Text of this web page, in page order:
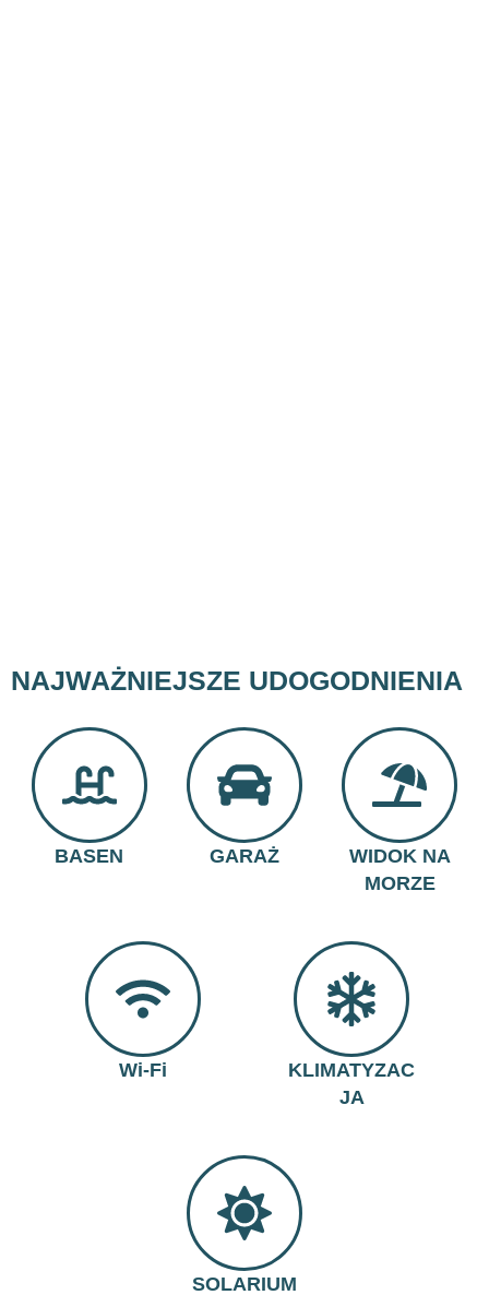
NAJWAŻNIEJSZE UDOGODNIENIA
BASEN GARAŻ
WIDOK NA
MORZE
Wi-Fi
KLIMATYZAC
JA
SOLARIUM